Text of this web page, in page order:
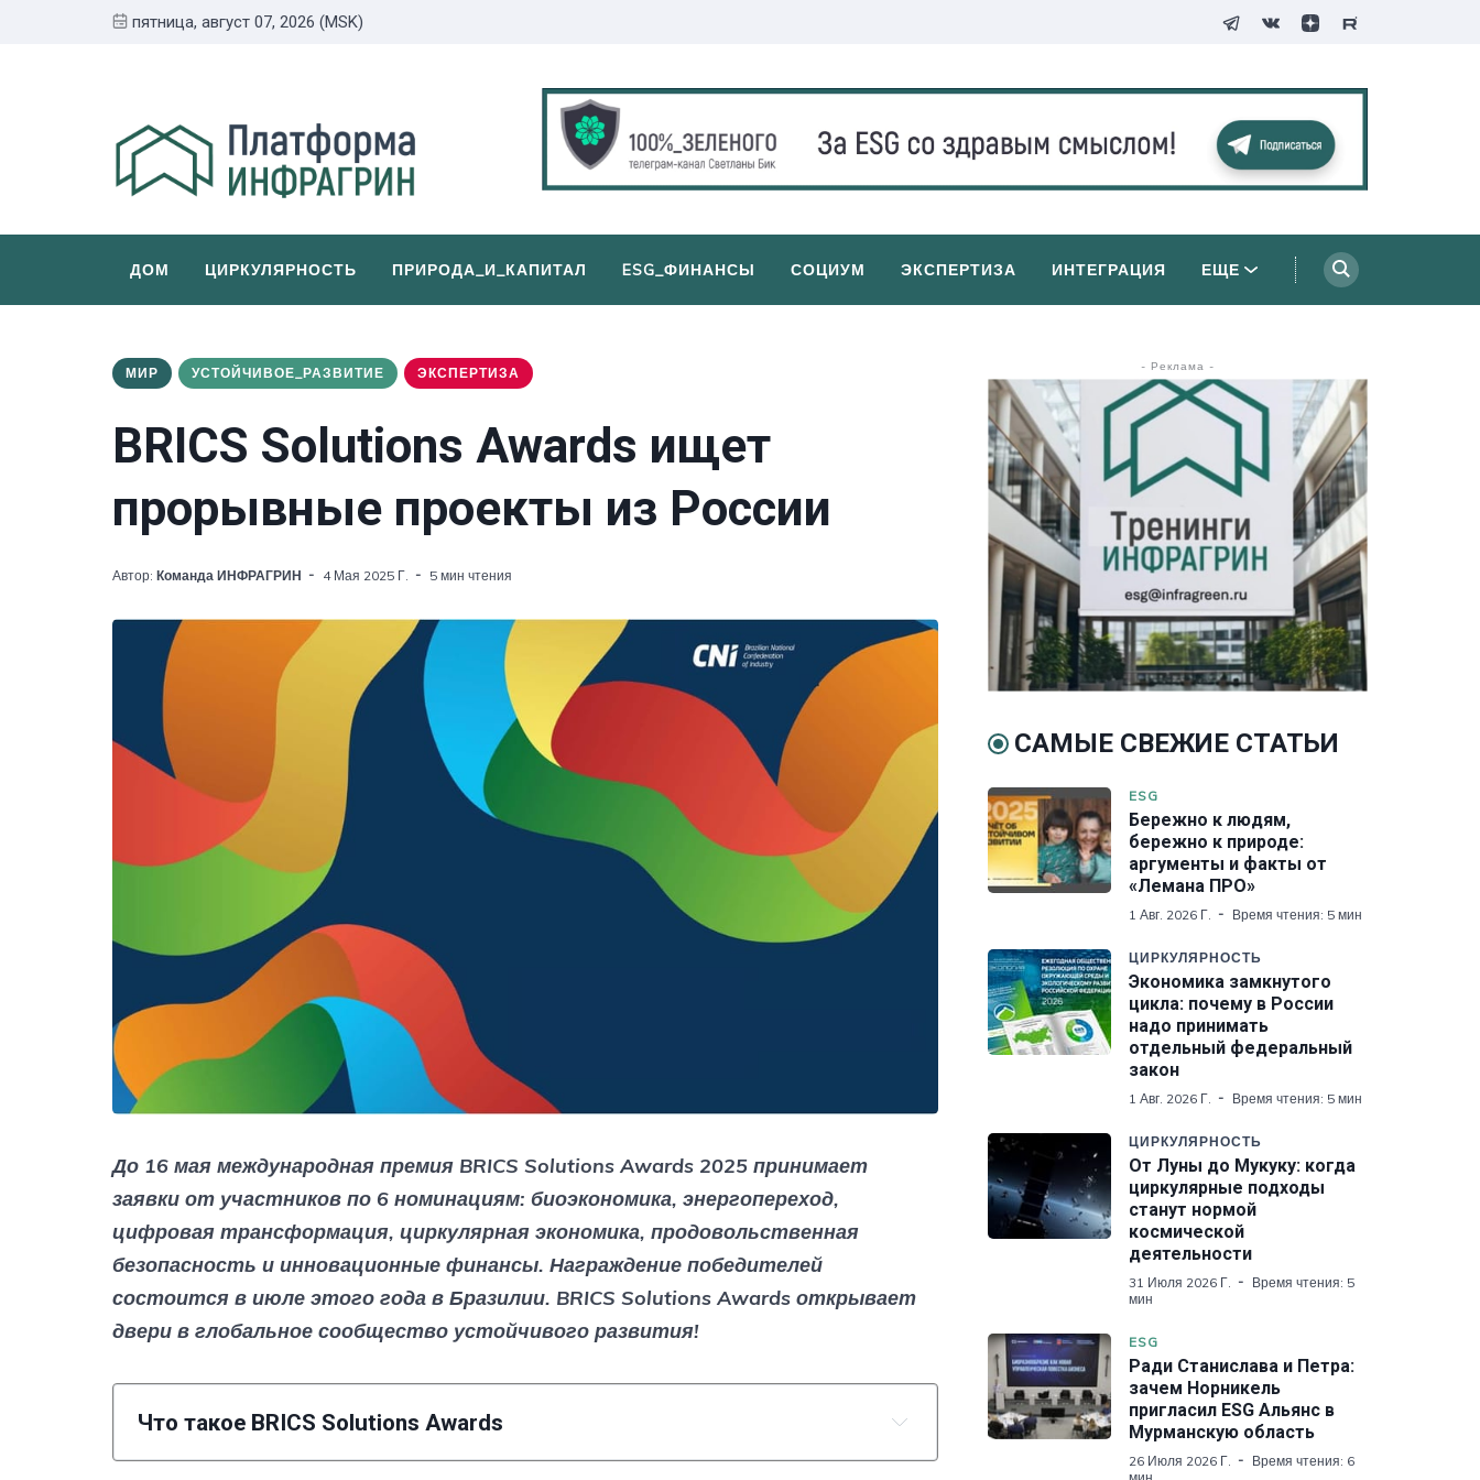
пятница, август 07, 2026 (MSK)
ДОМ ЦИРКУЛЯРНОСТЬ ПРИРОДА_И_КАПИТАЛ ESG_ФИНАНСЫ СОЦИУМ ЭКСПЕРТИЗА ИНТЕГРАЦИЯ ЕЩЕ
МИР УСТОЙЧИВОЕ_РАЗВИТИЕ ЭКСПЕРТИЗА
BRICS Solutions Awards ищет
прорывные проекты из России
Автор: Команда ИНФРАГРИН 4 Мая 2025 Г. 5 мин чтения
До 16 мая международная премия BRICS Solutions Awards 2025 принимает
заявки от участников по 6 номинациям: биоэкономика, энергопереход,
цифровая трансформация, циркулярная экономика, продовольственная
безопасность и инновационные финансы. Награждение победителей
состоится в июле этого года в Бразилии. BRICS Solutions Awards открывает
двери в глобальное сообщество устойчивого развития!
Что такое BRICS Solutions Awards
- Реклама -
САМЫЕ СВЕЖИЕ СТАТЬИ
ESG
Бережно к людям,
бережно к природе:
аргументы и факты от
«Лемана ПРО»
1 Авг. 2026 Г. Время чтения: 5 мин
ЦИРКУЛЯРНОСТЬ
Экономика замкнутого
цикла: почему в России
надо принимать
отдельный федеральный
закон
1 Авг. 2026 Г. Время чтения: 5 мин
ЦИРКУЛЯРНОСТЬ
От Луны до Мукуку: когда
циркулярные подходы
станут нормой
космической
деятельности
31 Июля 2026 Г.
Время чтения: 5
мин
ESG
Ради Станислава и Петра:
зачем Норникель
пригласил ESG Альянс в
Мурманскую область
26 Июля 2026 Г.
Время чтения: 6